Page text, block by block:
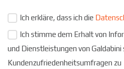
Ich erkläre, dass ich die
Ich stimme dem Erhalt von
und Dienstleistungen von Galdabini
Kundenzufriedenheitsumfragen zu